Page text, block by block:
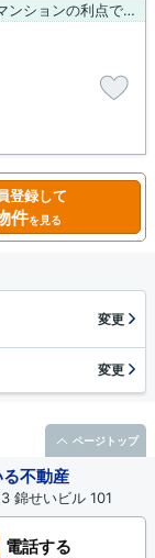
スムーズに購入まで辿り着けるということも中古マンションの利点です。11階建てのイチオシの物件。立地する第二種住居地域は、住居地域でありながら、パチンコ店やカラオケボックスなどの立地も認められる地域です。物件から駅まで徒歩10分です。快適な暮らしをするなら、京王多摩センター周辺のLIXIL不動産ショップ八王子住まいる不動産オススメ物件はいかがでしょうか。こだわりたい条件やご要望などございましたら、お気軽に当社へお問い合わせ下さい。
登録して
件を見る
変更
変更
不動産
錦せいビル 101
電話する
ページトップ